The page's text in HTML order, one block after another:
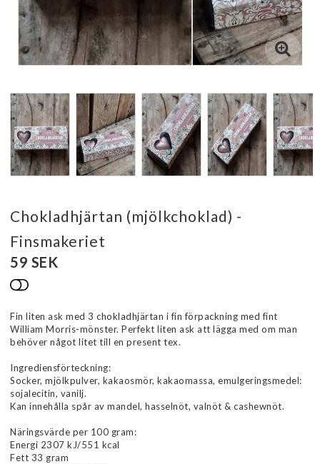
Chokladhjärtan (mjölkchoklad) -
Finsmakeriet
59 SEK
Lägg till i favoritlistan
Fin liten ask med 3 chokladhjärtan i fin förpackning med fint
William Morris-mönster. Perfekt liten ask att lägga med om man
behöver något litet till en present tex.
Ingrediensförteckning:
Socker, mjölkpulver, kakaosmör, kakaomassa, emulgeringsmedel:
sojalecitin, vanilj.
Kan innehålla spår av mandel, hasselnöt, valnöt & cashewnöt.
Näringsvärde per 100 gram:
Energi 2307 kJ/551 kcal
Fett 33 gram